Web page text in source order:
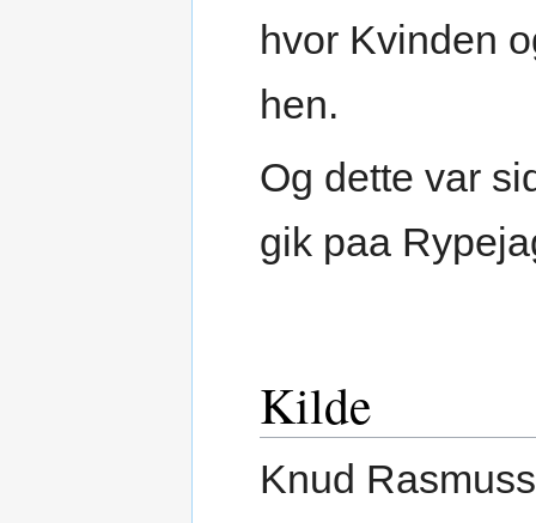
hvor Kvinden
hen.
Og dette var
gik paa
Kilde
Knud